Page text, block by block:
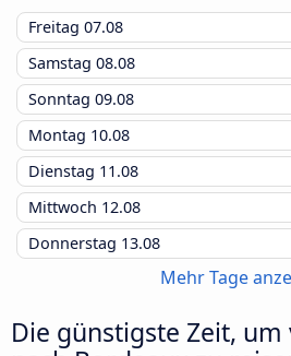
Freitag 07.08
Samstag 08.08
Sonntag 09.08
Montag 10.08
Dienstag 11.08
Mittwoch 12.08
Donnerstag 13.08
Mehr Tage
Die günstigste Zeit,